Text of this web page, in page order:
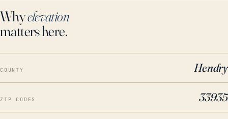
Whyelevation
matters here.
COUNTY Hendry
ZIP CODES 33935